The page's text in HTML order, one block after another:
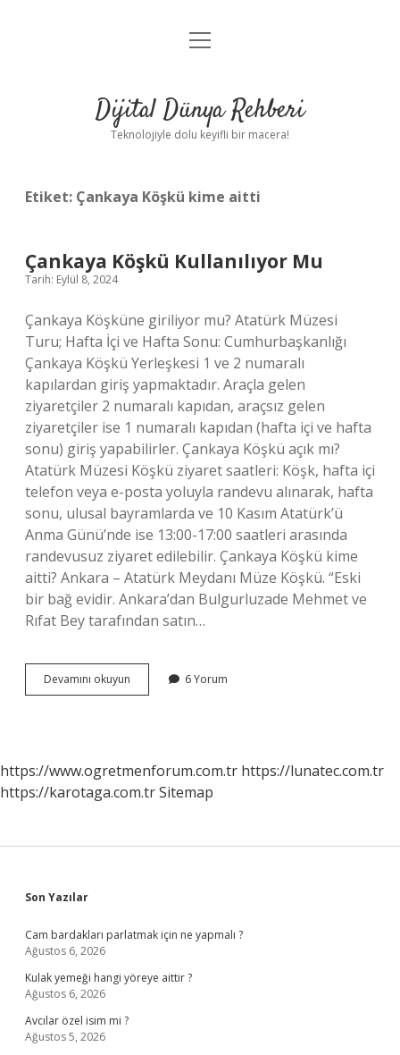
Anasayfa
Yasal Uyarı
menüyü
Dijital Dünya Rehberi
Teknolojiyle dolu keyifli bir macera!
Etiket: Çankaya Köşkü kime aitti
Çankaya Köşkü Kullanılıyor Mu
Tarih: Eylül 8, 2024
Çankaya Köşküne giriliyor mu? Atatürk Müzesi
Turu; Hafta İçi ve Hafta Sonu: Cumhurbaşkanlığı
Çankaya Köşkü Yerleşkesi 1 ve 2 numaralı
kapılardan giriş yapmaktadır. Araçla gelen
ziyaretçiler 2 numaralı kapıdan, araçsız gelen
ziyaretçiler ise 1 numaralı kapıdan (hafta içi ve hafta
sonu) giriş yapabilirler. Çankaya Köşkü açık mı?
Atatürk Müzesi Köşkü ziyaret saatleri: Köşk, hafta içi
telefon veya e-posta yoluyla randevu alınarak, hafta
sonu, ulusal bayramlarda ve 10 Kasım Atatürk’ü
Anma Günü’nde ise 13:00-17:00 saatleri arasında
randevusuz ziyaret edilebilir. Çankaya Köşkü kime
aitti? Ankara – Atatürk Meydanı Müze Köşkü. “Eski
bir bağ evidir. Ankara’dan Bulgurluzade Mehmet ve
Rıfat Bey tarafından satın…
Devamını okuyun Çankaya
Köşkü
6 Yorum
https://www.ogretmenforum.com.tr https://lunatec.com.tr
https://karotaga.com.trSitemap
Sidebar
Son Yazılar
Cam bardakları parlatmak için ne yapmalı ?
Ağustos 6, 2026
Kulak yemeği hangi yöreye aittir ?
Ağustos 6, 2026
Avcılar özel isim mi ?
Ağustos 5, 2026